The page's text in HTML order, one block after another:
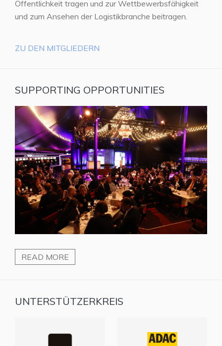
Öffentlichkeit tragen und zur Wettbewerbsfähigkeit
und zum Ansehen der Logistikbranche beitragen.
ZU DEN MITGLIEDERN
SUPPORTING OPPORTUNITIES
READ MORE
UNTERSTÜTZERKREIS